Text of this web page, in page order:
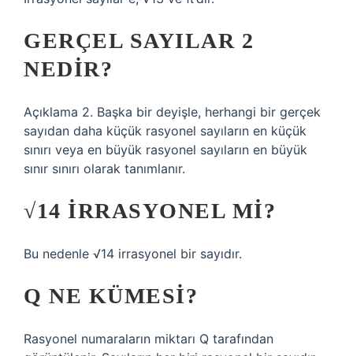
GERÇEL SAYILAR 2
NEDIR?
Açıklama 2. Başka bir deyişle, herhangi bir gerçek
sayıdan daha küçük rasyonel sayıların en küçük
sınırı veya en büyük rasyonel sayıların en büyük
sınır sınırı olarak tanımlanır.
√14 IRRASYONEL MI?
Bu nedenle √14 irrasyonel bir sayıdır.
Q NE KÜMESI?
Rasyonel numaraların miktarı Q tarafından